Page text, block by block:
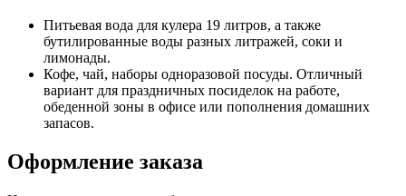
Питьевая вода для кулера 19 литров, а также
бутилированные воды разных литражей, соки и
лимонады.
Кофе, чай, наборы одноразовой посуды. Отличный
вариант для праздничных посиделок на работе,
обеденной зоны в офисе или пополнения домашних
запасов.
Оформление заказа